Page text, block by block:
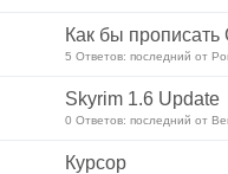
Как бы
5 Ответов: последний от
Skyrim 1.6 Update
0 Ответов: последний от
Курсор